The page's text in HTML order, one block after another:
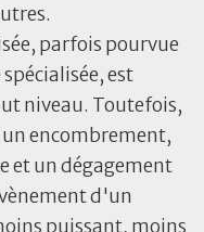
parfois pourvue
est
niveau. Toutefois,
encombrement,
et un dégagement
d'un
puissant, moins